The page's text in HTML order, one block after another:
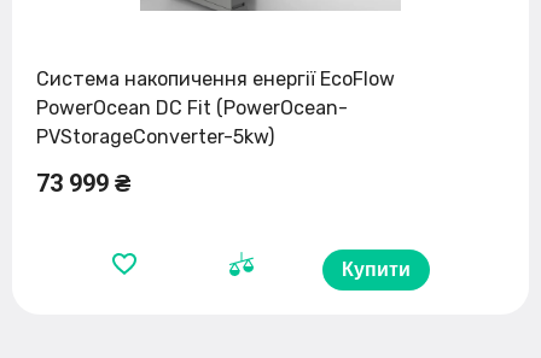
Система накопичення енергії EcoFlow
PowerOcean DC Fit (PowerOcean-
PVStorageConverter-5kw)
73 999 ₴
Купити